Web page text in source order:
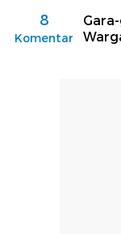
8
Komentar